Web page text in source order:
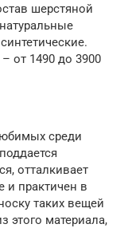
шерстяной
от 1490 до 3900
среди
отталкивает
и практичен в
таких вещей
этого материала,